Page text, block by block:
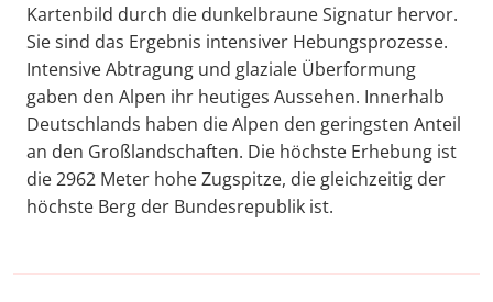
Kartenbild durch die dunkelbraune Signatur hervor.
Sie sind das Ergebnis intensiver Hebungsprozesse.
Intensive Abtragung und glaziale Überformung
gaben den Alpen ihr heutiges Aussehen. Innerhalb
Deutschlands haben die Alpen den geringsten Anteil
an den Großlandschaften. Die höchste Erhebung ist
die 2962 Meter hohe Zugspitze, die gleichzeitig der
höchste Berg der Bundesrepublik ist.